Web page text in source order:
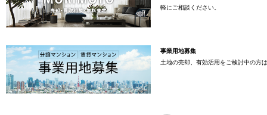
軽にご相談ください。
事業用地募集
土地の売却、有効活用をご検討中の方